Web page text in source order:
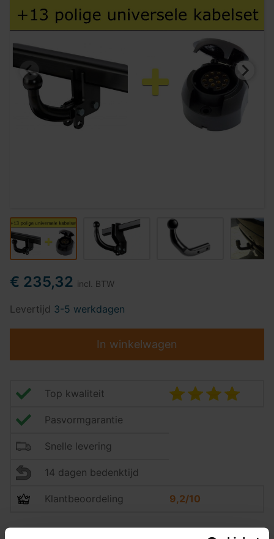
€ 235,32 incl. BTW
Levertijd 3-5 werkdagen
In winkelwagen
Top kwaliteit
Pasvormgarantie
Snelle levering
14 dagen bedenktijd
Klantbeoordeling 9,2/10